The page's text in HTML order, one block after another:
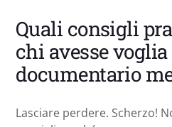
Quali consigli
chi avesse
documentario
Lasciare perdere. Scherzo!